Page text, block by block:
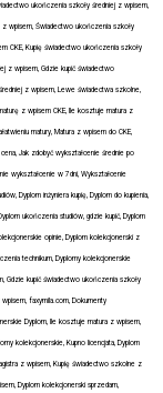
ukończenia szkoły średniej z wpisem,
wpisem, Świadectwo ukończenia szkoły
CKE, Kupię świadectwo ukończenia szkoły
z wpisem, Gdzie kupić świadectwo
z wpisem, Lewe świadectwa szkolne,
z wpisem CKE, Ile kosztuje matura z
matury, Matura z wpisem do CKE,
Jak zdobyć wykształcenie średnie po
wykształcenie w 7dni, Wykształcenie
Dyplom inżyniera kupię, Dyplom do kupienia,
ukończenia studiów, gdzie kupić, Dyplom
opinie, Dyplom kolekcjonerski z
technikum, Dyplomy kolekcjonerskie
Gdzie kupić świadectwo ukończenia szkoły
faxymila.com, Dokumenty
Dyplom, Ile kosztuje matura z wpisem,
kolekcjonerskie, Kupno licencjata, Dyplom
z wpisem, Kupię świadectwo szkolne z
Dyplom kolekcjonerski sprzedam,